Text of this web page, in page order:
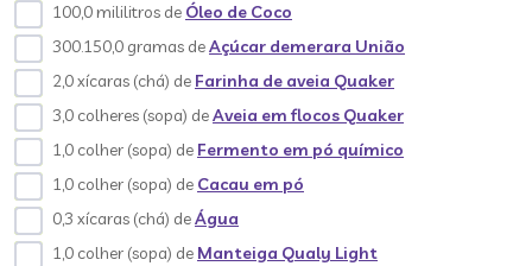
100,0 mililitros de Óleo de Coco
300.150,0 gramas deAçúcar demerara União
2,0 xícaras (chá) de Farinha de aveia Quaker
3,0 colheres (sopa) deAveia em flocos Quaker
1,0 colher (sopa) de Fermento em pó químico
1,0 colher (sopa) de Cacau em pó
0,3 xícaras (chá) deÁgua
1,0 colher (sopa) de Manteiga Qualy Light